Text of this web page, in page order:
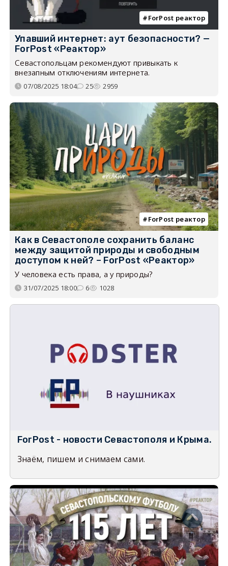
ForPost реактор
Упавший интернет: аут безопасности? —
ForPost «Реактор»
Севастопольцам рекомендуют привыкать к
внезапным отключениям интернета.
07/08/2025 18:04 25 2959
ForPost реактор
Как в Севастополе сохранить баланс
между защитой природы и свободным
доступом к ней? – ForPost «Реактор»
У человека есть права, а у природы?
31/07/2025 18:00 6 1028
ForPost - новости Севастополя и Крыма.
Знаём, пишем и снимаем сами.